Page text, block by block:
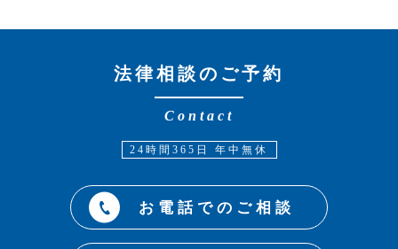
法律相談のご予約
Contact
24時間365日 年中無休
お電話でのご相談